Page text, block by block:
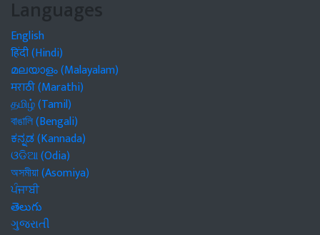
Languages
English
हिंदी (Hindi)
മലയാളം (Malayalam)
मराठी (Marathi)
தமிழ் (Tamil)
বাঙালি (Bengali)
ಕನ್ನಡ (Kannada)
ଓଡିଆ (Odia)
অসমীয়া (Asomiya)
ਪੰਜਾਬੀ
తెలుగు
ગુજરાતી